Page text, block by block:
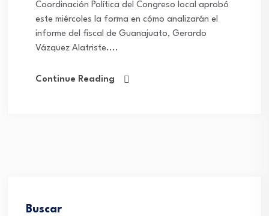
Coordinación Política del Congreso local aprobó
este miércoles la forma en cómo analizarán el
informe del fiscal de Guanajuato, Gerardo
Vázquez Alatriste....
Continue Reading
Buscar